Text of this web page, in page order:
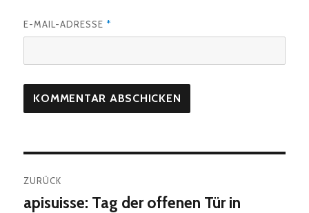
E-MAIL-ADRESSE *
ZURÜCK
Vorheriger
apisuisse: Tag der offenen Tür in